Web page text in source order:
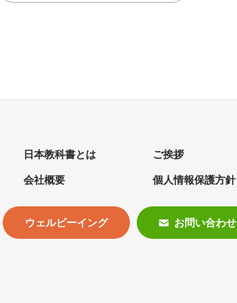
日本教科書とは
会社概要
ご挨拶
個人情報保護方針
ウェルビーイング お問い合わせ